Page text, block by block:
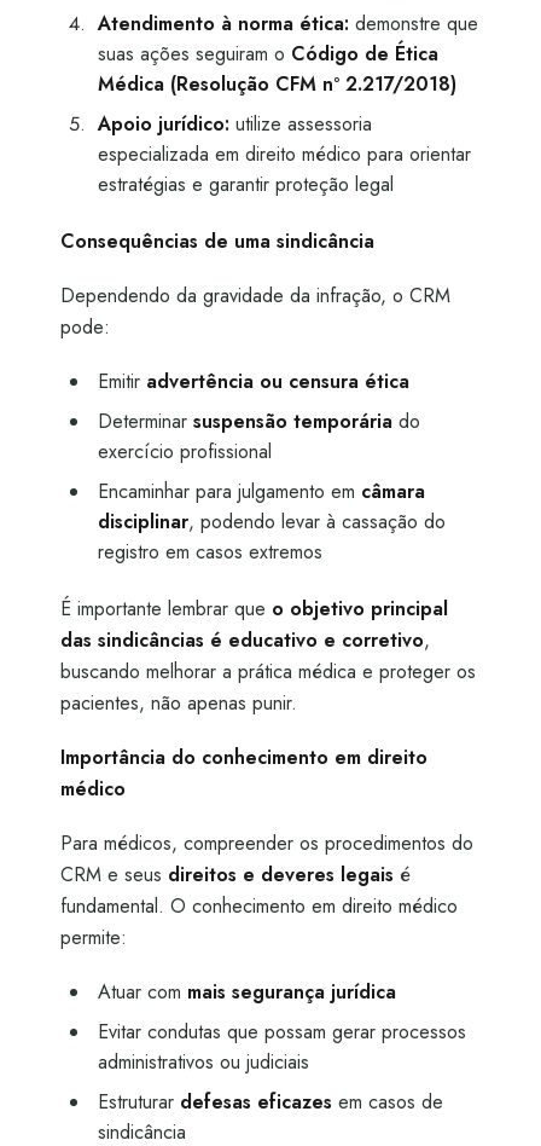
Atendimento à norma ética: demonstre que
suas ações seguiram o Código de Ética
Médica (Resolução CFM nº 2.217/2018)
Apoio jurídico: utilize assessoria
especializada em direito médico para orientar
estratégias e garantir proteção legal
Consequências de uma sindicância
Dependendo da gravidade da infração, o CRM
pode:
Emitir advertência ou censura ética
Determinar suspensão temporária do
exercício profissional
Encaminhar para julgamento em câmara
disciplinar, podendo levar à cassação do
registro em casos extremos
É importante lembrar que o objetivo principal
das sindicâncias é educativo e corretivo,
buscando melhorar a prática médica e proteger os
pacientes, não apenas punir.
Importância do conhecimento em direito
médico
Para médicos, compreender os procedimentos do
CRM e seus direitos e deveres legais é
fundamental. O conhecimento em direito médico
permite:
Atuar com mais segurança jurídica
Evitar condutas que possam gerar processos
administrativos ou judiciais
Estruturar defesas eficazes em casos de
sindicância